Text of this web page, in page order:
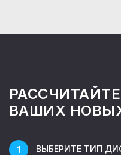
ВАШИХ
ВЫБЕРИТЕ ТИП